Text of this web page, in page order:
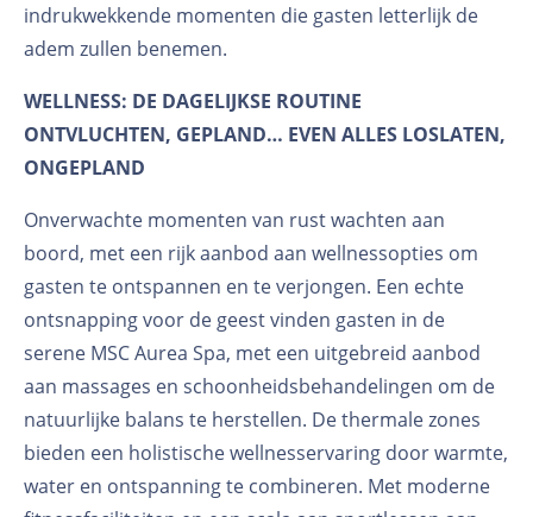
indrukwekkende momenten die gasten letterlijk de
adem zullen benemen.
WELLNESS: DE DAGELIJKSE ROUTINE
ONTVLUCHTEN, GEPLAND… EVEN ALLES LOSLATEN,
ONGEPLAND
Onverwachte momenten van rust wachten aan
boord, met een rijk aanbod aan wellnessopties om
gasten te ontspannen en te verjongen. Een echte
ontsnapping voor de geest vinden gasten in de
serene MSC Aurea Spa, met een uitgebreid aanbod
aan massages en schoonheidsbehandelingen om de
natuurlijke balans te herstellen. De thermale zones
bieden een holistische wellnesservaring door warmte,
water en ontspanning te combineren. Met moderne